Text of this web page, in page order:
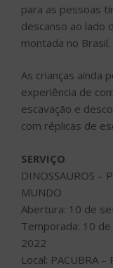
para as pessoas
descanso ao lado
montada no Brasil.
As crianças ainda
experiência de
escavação e
com réplicas de
SERVIÇO
DINOSSAUROS –
MUNDO
Abertura: 10 de
Temporada: 10
2022
Local: PACUBRA